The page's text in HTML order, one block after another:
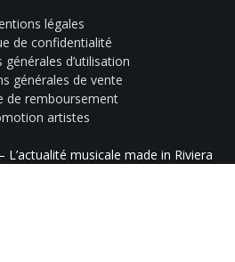
légales
de confidentialité
générales d’utilisation
générales de vente
de remboursement
artistes
– L’actualité musicale made in Riviera